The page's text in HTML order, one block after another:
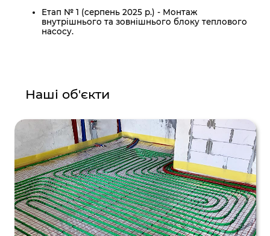
Етап № 1 (серпень 2025 р.) - Монтаж
внутрішнього та зовнішнього блоку теплового
насосу.
Наші об'єкти